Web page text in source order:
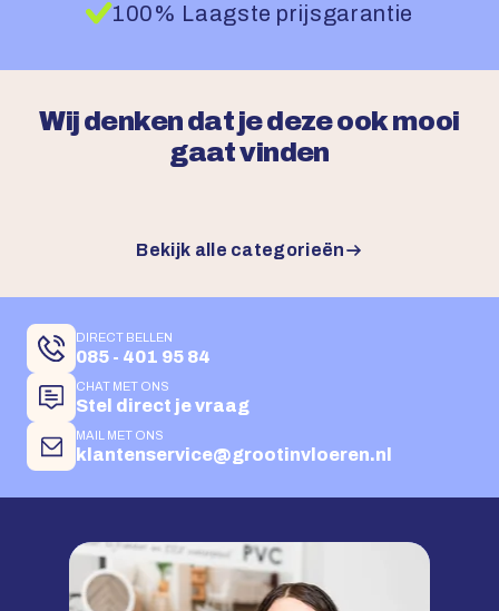
100% Laagste prijsgarantie
Wij denken dat je deze ook mooi
gaat vinden
Bekijk alle categorieën
DIRECT BELLEN
085 - 401 95 84
CHAT MET ONS
Stel direct je vraag
MAIL MET ONS
klantenservice@grootinvloeren.nl